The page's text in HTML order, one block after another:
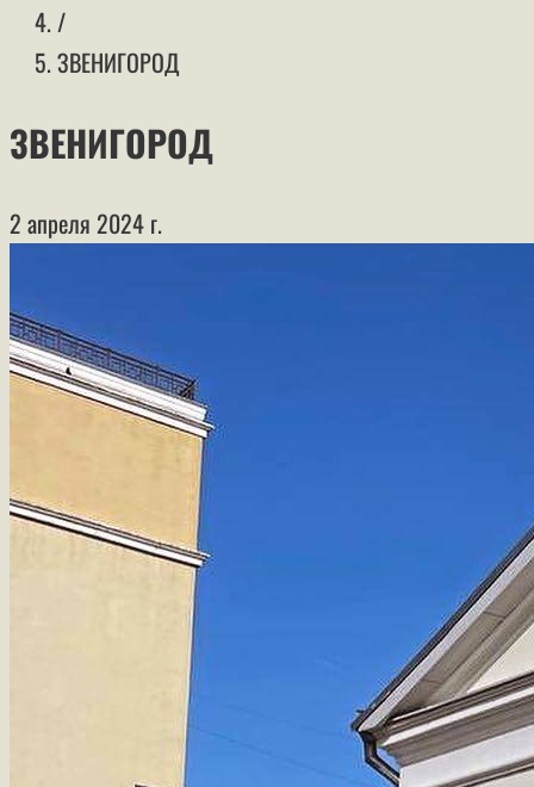
/
ЗВЕНИГОРОД
ЗВЕНИГОРОД
2 апреля 2024 г.